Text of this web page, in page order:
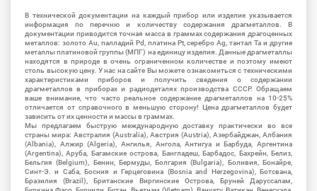
В технической документации на каждый прибор или изделие указывается
информация по перечню и количеству содержания драгметаллов. В
документации приводится точная масса в граммах содержания драгоценных
металлов: золото Au, палладий Pd, платина Pt, серебро Ag, тантал Ta и другие
металлы платиновой группы (МПГ) на единицу изделия. Данные драгметаллы
находятся в природе в очень ограниченном количестве и поэтому имеют
столь высокую цену. У нас на сайте Вы можете ознакомиться с техническими
характеристиками приборов и получить сведения о содержании
драгметаллов в приборах и радиодеталях производства СССР. Обращаем
ваше внимание, что часто реальное содержание драгметаллов на 10-25%
отличается от справочного в меньшую сторону! Цена драгметаллов будет
зависить от их ценности и массы в граммах.
Мы предлагаем быструю международную доставку практически во все
страны мира: Австралия (Australia), Австрия (Austria), Азербайджан, Албания
(Albania), Алжир (Algeria), Ангилья, Ангола, Антигуа и Барбуда, Аргентина
(Argentina), Аруба, Багамские острова, Бангладеш, Барбадос, Бахрейн, Белиз,
Бельгия (Belgium), Бенин, Бермуды, Болгария (Bulgaria), Боливия, Бонайре,
Синт-Э. и Саба, Босния и Герцеговина (Bosnia and Herzegovina), Ботсвана,
Бразилия (Brazil), Британские Виргинские Острова, Бруней Даруссалам,